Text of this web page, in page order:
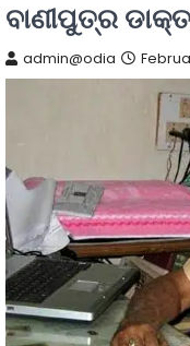
ବାଣୀପୁତ୍ର
admin@odia